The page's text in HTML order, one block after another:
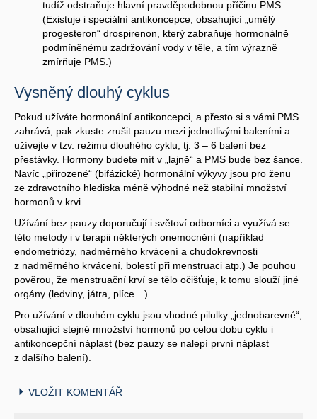
tudíž odstraňuje hlavní pravděpodobnou příčinu PMS.
(Existuje i speciální antikoncepce, obsahující „umělý
progesteron“ drospirenon, který zabraňuje hormonálně
podmíněnému zadržování vody v těle, a tím výrazně
zmírňuje PMS.)
Vysněný dlouhý cyklus
Pokud užíváte hormonální antikoncepci, a přesto si s vámi PMS
zahrává, pak zkuste zrušit pauzu mezi jednotlivými baleními a
užívejte v tzv. režimu dlouhého cyklu, tj. 3 – 6 balení bez
přestávky. Hormony budete mít v „lajně“ a PMS bude bez šance.
Navíc „přirozené“ (bifázické) hormonální výkyvy jsou pro ženu
ze zdravotního hlediska méně výhodné než stabilní množství
hormonů v krvi.
Užívání bez pauzy doporučují i světoví odborníci a využívá se
této metody i v terapii některých onemocnění (například
endometriózy, nadměrného krvácení a chudokrevnosti
z nadměrného krvácení, bolestí při menstruaci atp.) Je pouhou
pověrou, že menstruační krví se tělo očišťuje, k tomu slouží jiné
orgány (ledviny, játra, plíce…).
Pro užívání v dlouhém cyklu jsou vhodné pilulky „jednobarevné“,
obsahující stejné množství hormonů po celou dobu cyklu i
antikoncepční náplast (bez pauzy se nalepí první náplast
z dalšího balení).
VLOŽIT KOMENTÁŘ